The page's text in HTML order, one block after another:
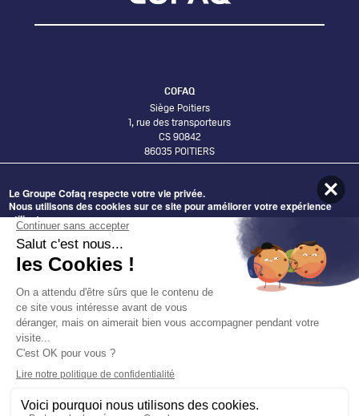
COFAQ
Siège Poitiers
1, rue des transporteurs
CS 90842
86035 POITIERS
Bureaux Lyon
58 Avenue Leclerc
ADHÉRER AU GROUPE COFAQ
DEVENIR FOURNISSEUR
DÉCOUVRIR NOS OFFRES
DÉCOUVREZ NOS IMPLANTATIONS
Le Groupe Cofaq respecte votre vie privée.
Nous utilisons des cookies sur ce site pour améliorer votre expérience
utilisateur.
En cliquant sur le bouton Accepter, vous acceptez que nous le fassions.
Nécessaires
Statistiques
Préférences
Marketing
Accepter tous les cookies